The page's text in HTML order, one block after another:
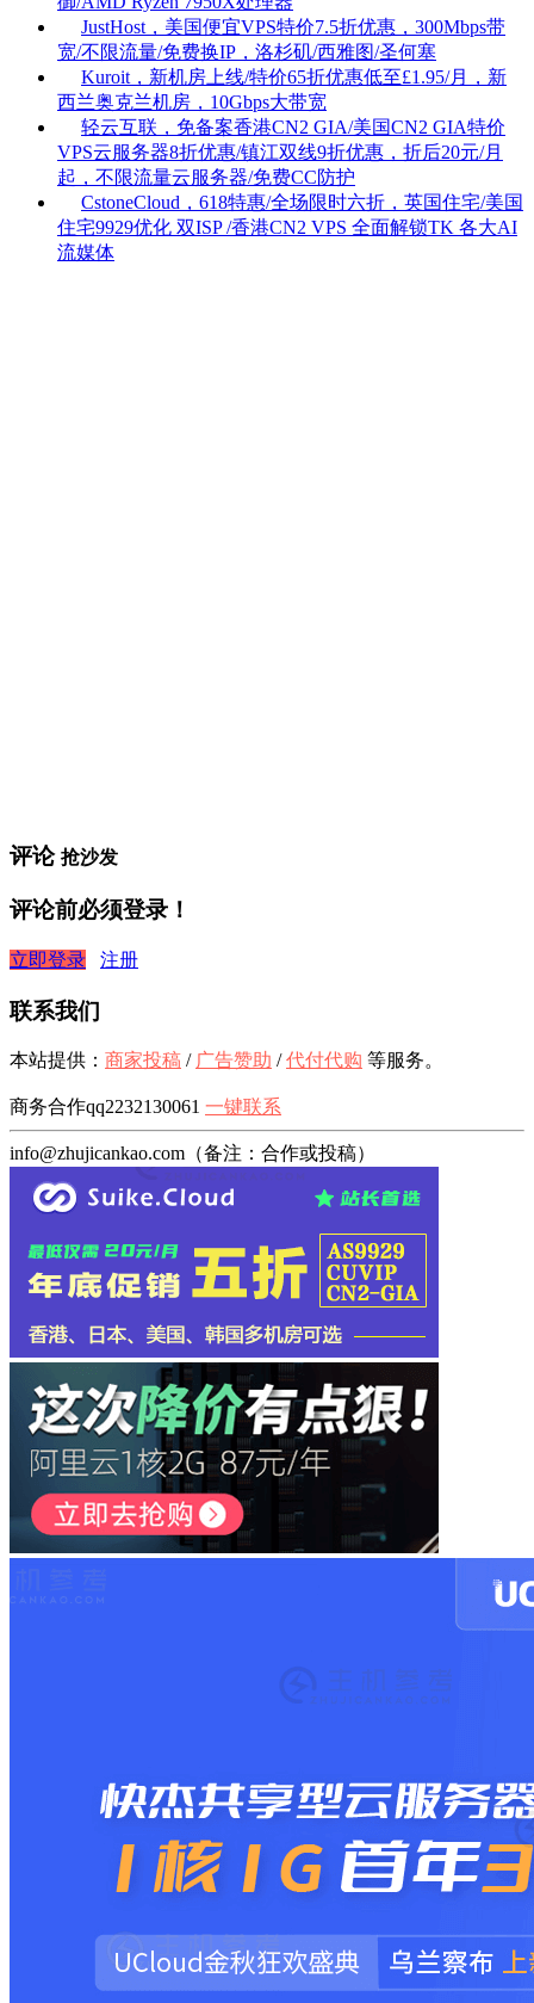
JustHost，美国便宜VPS特价7.5折优惠，300Mbps带
宽/不限流量/免费换IP，洛杉矶/西雅图/圣何塞
Kuroit，新机房上线/特价65折优惠低至£1.95/月，新
西兰奥克兰机房，10Gbps大带宽
轻云互联，免备案香港CN2 GIA/美国CN2 GIA特价
VPS云服务器8折优惠/镇江双线9折优惠，折后20元/月
起，不限流量云服务器/免费CC防护
CstoneCloud，618特惠/全场限时六折，英国住宅/美国
住宅9929优化 双ISP /香港CN2 VPS 全面解锁TK 各大AI
流媒体
评论 抢沙发
评论前必须登录！
立即登录 注册
联系我们
本站提供： 商家投稿 / 广告赞助 /代付代购 等服务。
商务合作qq2232130061 一键联系
info@zhujicankao.com（备注：合作或投稿）